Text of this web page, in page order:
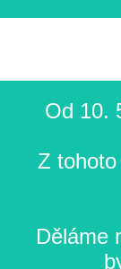
Od 10.
Z
Děláme